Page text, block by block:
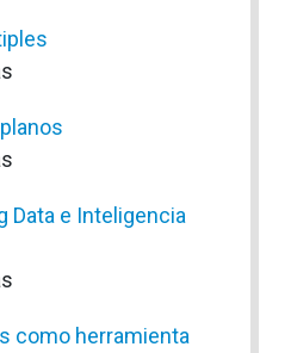
Data e Inteligencia
como herramienta